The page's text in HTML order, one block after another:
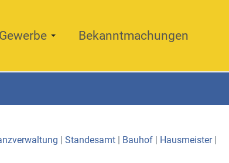
Gewerbe Bekanntmachungen
| Standesamt | Bauhof | Hausmeister|